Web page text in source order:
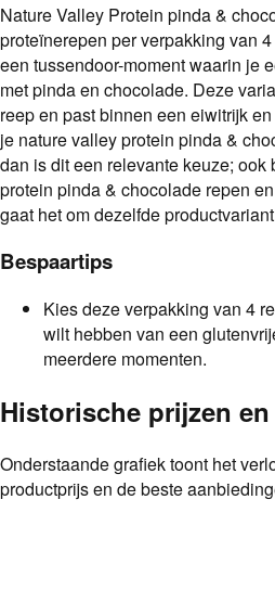
Nature Valley Protein pinda &
proteïnerepen per verpakking van
een tussendoor-moment waarin je
met pinda en chocolade. Deze
reep en past binnen een eiwitrijk
je nature valley protein pinda &
dan is dit een relevante keuze;
protein pinda & chocolade repen
gaat het om dezelfde
Bespaartips
Kies deze verpakking van 4
wilt hebben van een
meerdere momenten.
Historische prijzen
Onderstaande grafiek toont het
productprijs en de beste